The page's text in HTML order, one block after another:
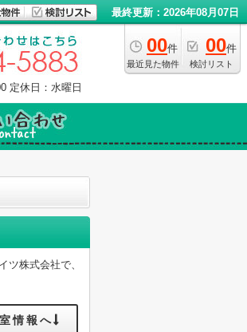
最終更新：2026年08月07日
00件
最近見た物件
00件
検討リスト
定休日：水曜日
ツ株式会社で、
情報へ